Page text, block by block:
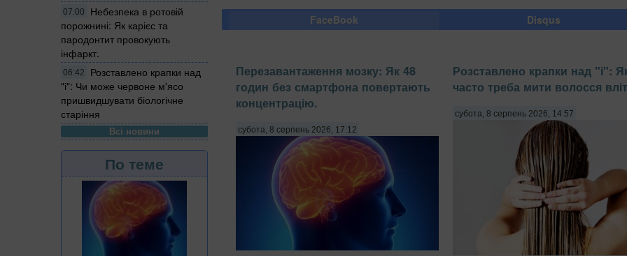
07:00
Небезпека в ротовій
порожнині: Як карієс та
пародонтит провокують
інфаркт.
06:42
Розставлено крапки над
"і": Чи може червоне м'ясо
пришвидшувати біологічне
старіння
Всі новини
По теме
FaceBook Disqus
Перезавантаження мозку: Як 48
годин без смартфона повертають
концентрацію.
субота, 8 серпень 2026, 17:12
Розставлено крапки над "і":
часто треба мити волосся
субота, 8 серпень 2026, 14:57